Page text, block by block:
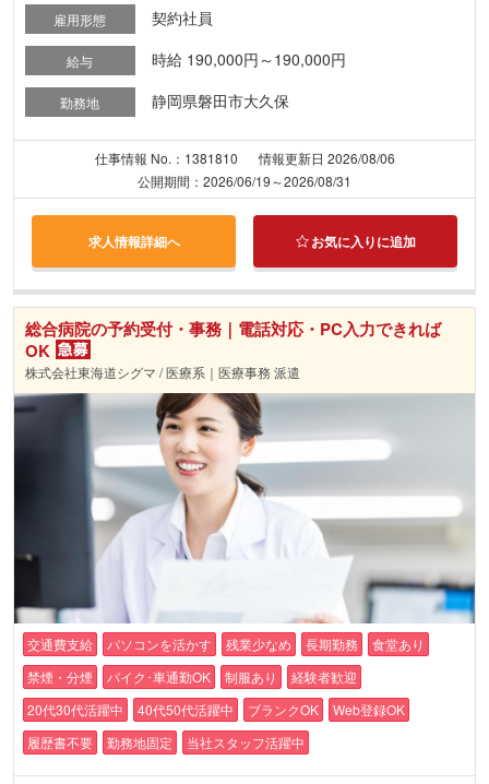
雇用形態 契約社員
給与 時給 190,000円～190,000円
勤務地 静岡県磐田市大久保
仕事情報 No.：1381810
情報更新日 2026/08/06
公開期間：2026/06/19～2026/08/31
求人情報詳細へ お気に入りに追加
総合病院の予約受付・事務｜電話対応・PC入力できれば
OK
株式会社東海道シグマ / 医療系｜医療事務 派遣
交通費支給 パソコンを活かす 残業少なめ 長期勤務
食堂あり
禁煙・分煙
バイク･車通勤OK 制服あり
経験者歓迎
20代30代活躍中
40代50代活躍中 ブランクOK
Web登録OK
履歴書不要
勤務地固定 当社スタッフ活躍中